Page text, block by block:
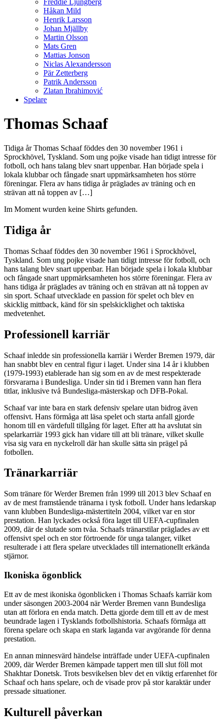
Freddie Ljungberg
Håkan Mild
Henrik Larsson
Johan Mjällby
Martin Olsson
Mats Gren
Mattias Jonson
Niclas Alexandersson
Pär Zetterberg
Patrik Andersson
Zlatan Ibrahimović
Spelare
Thomas Schaaf
Tidiga år Thomas Schaaf föddes den 30 november 1961 i
Sprockhövel, Tyskland. Som ung pojke visade han tidigt intresse för
fotboll, och hans talang blev snart uppenbar. Han började spela i
lokala klubbar och fångade snart uppmärksamheten hos större
föreningar. Flera av hans tidiga år präglades av träning och en
strävan att nå toppen av […]
Im Moment wurden keine Shirts gefunden.
Tidiga år
Thomas Schaaf föddes den 30 november 1961 i Sprockhövel,
Tyskland. Som ung pojke visade han tidigt intresse för fotboll, och
hans talang blev snart uppenbar. Han började spela i lokala klubbar
och fångade snart uppmärksamheten hos större föreningar. Flera av
hans tidiga år präglades av träning och en strävan att nå toppen av
sin sport. Schaaf utvecklade en passion för spelet och blev en
skicklig mittback, känd för sin spelskicklighet och taktiska
medvetenhet.
Professionell karriär
Schaaf inledde sin professionella karriär i Werder Bremen 1979, där
han snabbt blev en central figur i laget. Under sina 14 år i klubben
(1979-1993) etablerade han sig som en av de mest respekterade
försvararna i Bundesliga. Under sin tid i Bremen vann han flera
titlar, inklusive två Bundesliga-mästerskap och DFB-Pokal.
Schaaf var inte bara en stark defensiv spelare utan bidrog även
offensivt. Hans förmåga att läsa spelet och starta anfall gjorde
honom till en värdefull tillgång för laget. Efter att ha avslutat sin
spelarkarriär 1993 gick han vidare till att bli tränare, vilket skulle
visa sig vara en nyckelroll där han skulle sätta sin prägel på
fotbollen.
Tränarkarriär
Som tränare för Werder Bremen från 1999 till 2013 blev Schaaf en
av de mest framstående tränarna i tysk fotboll. Under hans ledarskap
vann klubben Bundesliga-mästertiteln 2004, vilket var en stor
prestation. Han lyckades också föra laget till UEFA-cupfinalen
2009, där de slutade som tvåa. Schaafs tränarstilar präglades av ett
offensivt spel och en stor förtroende för unga talanger, vilket
resulterade i att flera spelare utvecklades till internationellt erkända
stjärnor.
Ikoniska ögonblick
Ett av de mest ikoniska ögonblicken i Thomas Schaafs karriär kom
under säsongen 2003-2004 när Werder Bremen vann Bundesliga
utan att förlora en enda match. Detta gjorde dem till ett av de mest
beundrade lagen i Tysklands fotbollshistoria. Schaafs förmåga att
förena spelare och skapa en stark laganda var avgörande för denna
prestation.
En annan minnesvärd händelse inträffade under UEFA-cupfinalen
2009, där Werder Bremen kämpade tappert men till slut föll mot
Shakhtar Donetsk. Trots besvikelsen blev det en viktig erfarenhet för
Schaaf och hans spelare, och de visade prov på stor karaktär under
pressade situationer.
Kulturell påverkan